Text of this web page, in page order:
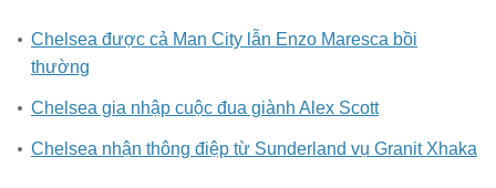
Chelsea được cả Man City lẫn Enzo Maresca bồi
thường
Chelsea gia nhập cuộc đua giành Alex Scott
Chelsea nhận thông điệp từ Sunderland vụ Granit Xhaka